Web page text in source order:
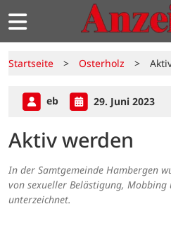
Startseite > Osterholz >
eb 29. Juni 2023
Aktiv werden
In der Samtgemeinde Hambergen
von sexueller Belästigung,
unterzeichnet.